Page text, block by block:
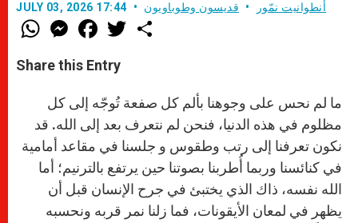
JULY 03, 2026 17:44 أنطوانيت نمّور قديسون وطوباويون
W
h
t
s
p
M
e
s
e
e
r
F
a
e
b
o
k
w
r
Share this Entry
ما لم نحس على وجوهنا بألم كل صفعة تُوجّه إلى كل
مظلوم في هذه الدنيا، فنحن لم نتعرف بعد إلى الله. قد
نكون تعرفنا إلى رتب وطقوس و جلسنا في مقاعد أمامية
في كنائسنا وربما أُطربنا بصوتنا حين يرتفع بالترنيم؛ أما
الله نفسه، ذاك الذي يختبئ في جرح الإنسان قبل أن
يظهر في لمعان الأيقونات، فما زلنا نمر قربه ونحسبه